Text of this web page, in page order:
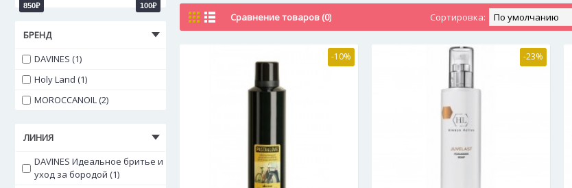
850₽
100₽
БРЕНД
DAVINES (1)
Holy Land (1)
MOROCCANOIL (2)
ЛИНИЯ
DAVINES Идеальное бритье и
уход за бородой (1)
Сравнение товаров (0) Сортировка:
-10% -23%